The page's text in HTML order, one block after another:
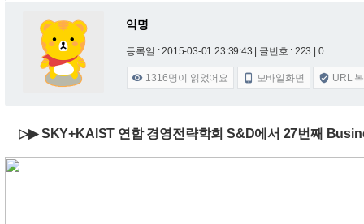
익명
등록일 : 2015-03-01 23:39:43 | 글번호 : 223 | 0
 1316명이 읽었어요  모바일화면  URL
▷▶ SKY+KAIST 연합 경영전략학회 S&D에서 27번째